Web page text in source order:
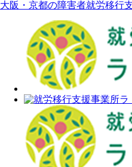
大阪・京都の障害者就労移行